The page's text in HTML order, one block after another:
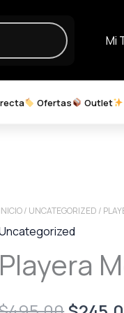
Mi
Ofertas Outlet
INICIO/ UNCATEGORIZED /
Playera